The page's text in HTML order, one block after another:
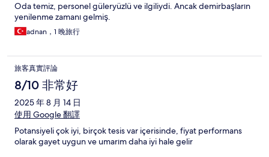
Oda temiz, personel güleryüzlü ve ilgiliydi. Ancak demirbaşların
yenilenme zamanı gelmiş.
adnan，1 晚旅行
旅客真實評論
8/10 非常好
2025 年 8 月 14 日
使用 Google 翻譯
Potansiyeli çok iyi, birçok tesis var içerisinde, fiyat performans
olarak gayet uygun ve umarım daha iyi hale gelir